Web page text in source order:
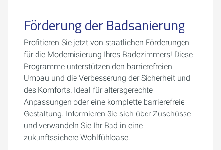
Förderung der Badsanierung
Profitieren Sie jetzt von staatlichen Förderungen
für die Modernisierung Ihres Badezimmers! Diese
Programme unterstützen den barrierefreien
Umbau und die Verbesserung der Sicherheit und
des Komforts. Ideal für altersgerechte
Anpassungen oder eine komplette barrierefreie
Gestaltung. Informieren Sie sich über Zuschüsse
und verwandeln Sie Ihr Bad in eine
zukunftssichere Wohlfühloase.